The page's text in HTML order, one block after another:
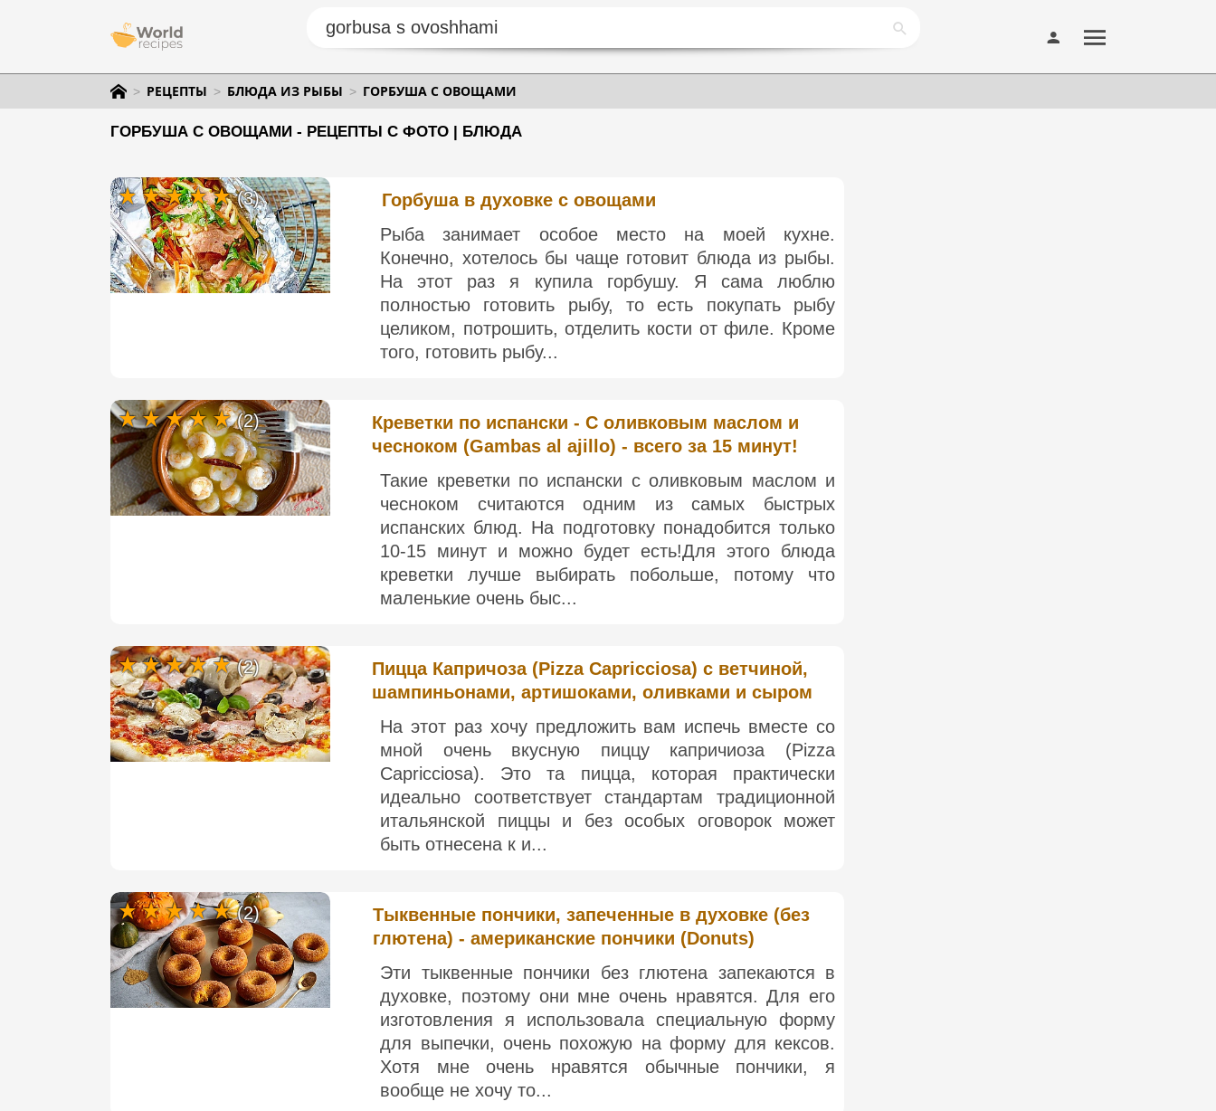
РЕЦЕПТЫ БЛЮДА ИЗ РЫБЫ ГОРБУША С ОВОЩАМИ
ГОРБУША С ОВОЩАМИ - РЕЦЕПТЫ С ФОТО | БЛЮДА
Горбуша в духовке с овощами
Рыба занимает особое место на моей кухне.
Конечно, хотелось бы чаще готовит блюда из рыбы.
На этот раз я купила горбушу. Я сама люблю
полностью готовить рыбу, то есть покупать рыбу
целиком, потрошить, отделить кости от филе. Кроме
того, готовить рыбу...
(3)
Креветки по испански - С оливковым маслом и
чесноком (Gambas al ajillo) - всего за 15 минут!
Такие креветки по испански с оливковым маслом и
чесноком считаются одним из самых быстрых
испанских блюд. На подготовку понадобится только
10-15 минут и можно будет есть!Для этого блюда
креветки лучше выбирать побольше, потому что
маленькие очень быс...
(2)
Пицца Капричоза (Pizza Capricciosa) с ветчиной,
шампиньонами, артишоками, оливками и сыром
На этот раз хочу предложить вам испечь вместе со
мной очень вкусную пиццу капричиоза (Pizza
Capricciosa). Это та пицца, которая практически
идеально соответствует стандартам традиционной
итальянской пиццы и без особых оговорок может
быть отнесена к и...
(2)
Тыквенные пончики, запеченные в духовке (без
глютена) - американские пончики (Donuts)
Эти тыквенные пончики без глютена запекаются в
духовке, поэтому они мне очень нравятся. Для его
изготовления я использовала специальную форму
для выпечки, очень похожую на форму для кексов.
Хотя мне очень нравятся обычные пончики, я
вообще не хочу то...
(2)